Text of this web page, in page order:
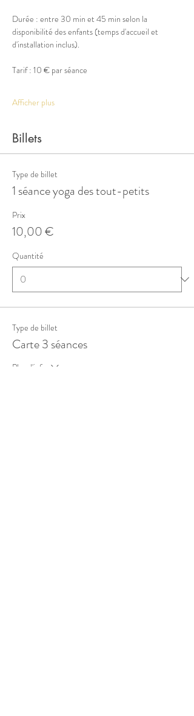
Durée : entre 30 min et 45 min selon la
disponibilité des enfants (temps d'accueil et
d'installation inclus).
Tarif : 10 € par séance
Afficher plus
Billets
Type de billet
1 séance yoga des tout-petits
Prix
10,00 €
Quantité
Type de billet
Carte 3 séances
Plus d'info